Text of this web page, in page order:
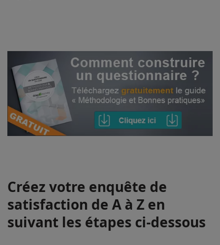
Créez votre enquête de
satisfaction de A à Z en
suivant les étapes ci-dessous